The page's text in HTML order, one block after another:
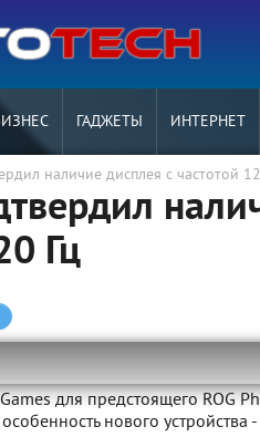
ГАДЖЕТЫ ИНТЕРНЕТ
наличие дисплея с частотой
Гц
для предстоящего ROG
нового устройства -